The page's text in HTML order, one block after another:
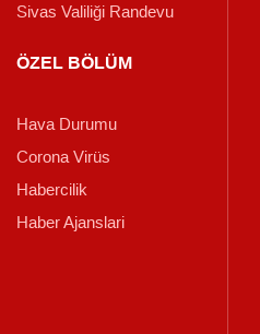
Sivas Valiliği Randevu
ÖZEL BÖLÜM
Hava Durumu
Corona Virüs
Habercilik
Haber Ajanslari